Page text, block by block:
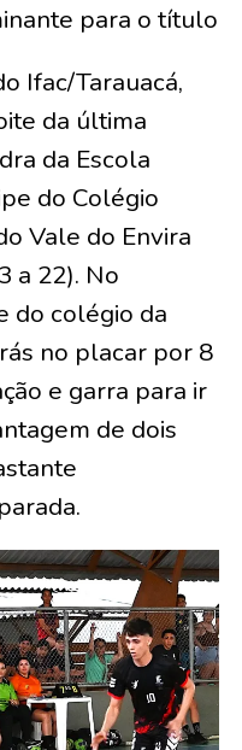
para o título
Ifac/Tarauacá,
da última
da Escola
do Colégio
Vale do Envira
a 22). No
do colégio da
no placar por 8
e garra para ir
de dois